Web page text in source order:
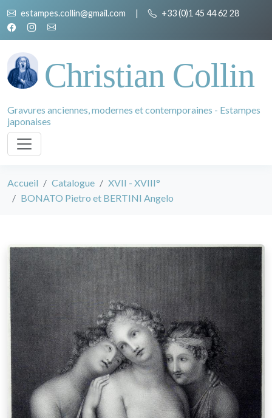
estampes.collin@gmail.com | +33 (0)1 45 44 62 28
Christian Collin
Gravures anciennes, modernes et contemporaines - Estampes
japonaises
Accueil Catalogue
XVII - XVIII°
BONATO Pietro et BERTINI Angelo